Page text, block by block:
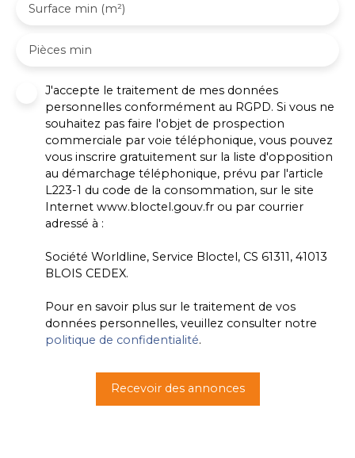
Surface min (m²)
Pièces min
J'accepte le traitement de mes données
personnelles conformément au RGPD. Si vous ne
souhaitez pas faire l'objet de prospection
commerciale par voie téléphonique, vous pouvez
vous inscrire gratuitement sur la liste d'opposition
au démarchage téléphonique, prévu par l'article
L223-1 du code de la consommation, sur le site
Internet www.bloctel.gouv.fr ou par courrier
adressé à :
Société Worldline, Service Bloctel, CS 61311, 41013
BLOIS CEDEX.
Pour en savoir plus sur le traitement de vos
données personnelles, veuillez consulter notre
politique de confidentialité.
Recevoir des annonces